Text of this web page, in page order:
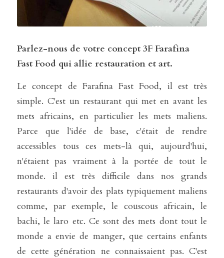
Parlez-nous de votre concept 3F Farafina
Fast Food qui allie restauration et art.
Le concept de Farafina Fast Food, il est très
simple. C'est un restaurant qui met en avant les
mets africains, en particulier les mets maliens.
Parce que l'idée de base, c'était de rendre
accessibles tous ces mets-là qui, aujourd'hui,
n'étaient pas vraiment à la portée de tout le
monde. il est très difficile dans nos grands
restaurants d'avoir des plats typiquement maliens
comme, par exemple, le couscous africain, le
bachi, le laro etc. Ce sont des mets dont tout le
monde a envie de manger, que certains enfants
de cette génération ne connaissaient pas. C'est